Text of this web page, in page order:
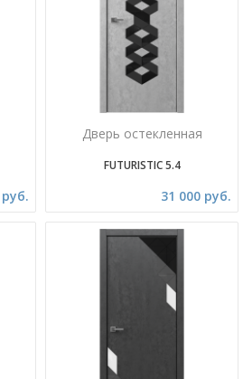
Дверь остекленная
FUTURISTIC 5.4
31 000 руб.